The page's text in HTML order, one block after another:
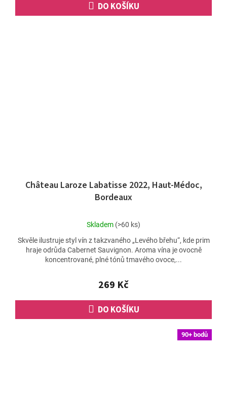
DO KOŠÍKU
Château Laroze Labatisse 2022, Haut-Médoc,
Bordeaux
Průměrné
produktu
je
5,0
5
hvězdiček.
Skladem (>60 ks)
269 Kč
DO KOŠÍKU
Skvěle ilustruje styl vín z takzvaného „Levého břehu“, kde prim
hraje odrůda Cabernet Sauvignon. Aroma vína je ovocně
koncentrované, plné tónů tmavého ovoce,...
90+ bodů